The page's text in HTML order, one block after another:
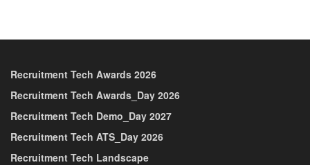
Recruitment Tech Awards 2026
Recruitment Tech Awards_Day 2026
Recruitment Tech Demo_Day 2027
Recruitment Tech ATS_Day 2026
Recruitment Tech Landscape